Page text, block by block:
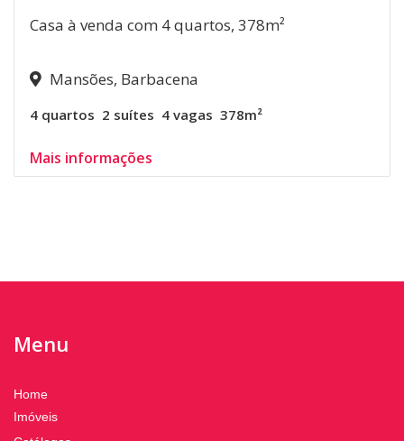
Casa à venda com 4 quartos, 378m²
Mansões, Barbacena
4 quartos 2 suítes 4 vagas 378m²
Mais informações
Menu
Home
Imóveis